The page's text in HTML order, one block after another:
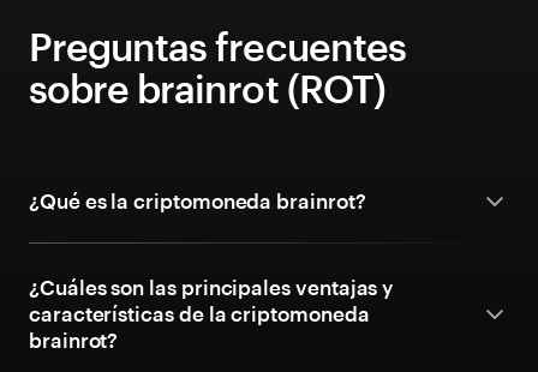
Preguntas frecuentes
sobre brainrot (ROT)
¿Qué es la criptomoneda brainrot?
¿Cuáles son las principales ventajas y
características de la criptomoneda
brainrot?